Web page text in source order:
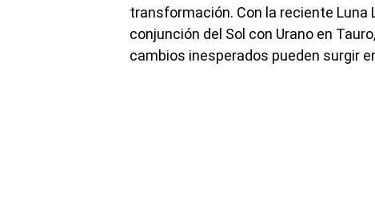
transformación. Con la reciente Luna
conjunción del Sol con Urano en
cambios inesperados pueden surgir